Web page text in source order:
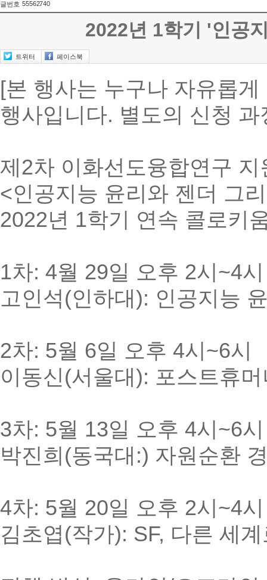
글번호 55562740
2022년 1학기 '인공
트위터 페이스북
[본 행사는 누구나 자유롭
행사입니다. 별도의 신청
제2차 이화선도융합연구
<인공지능 윤리와 젠더 그
2022년 1학기 연속 콜로키
1차: 4월 29일 오후 2시~4시
고인석(인하대): 인공지능
2차: 5월 6일 오후 4시~6시
이동신(서울대): 포스트휴
3차: 5월 13일 오후 4시~6
박진희(동국대:) 자원순환
4차: 5월 20일 오후 2시~4
김초엽(작가): SF, 다른 세